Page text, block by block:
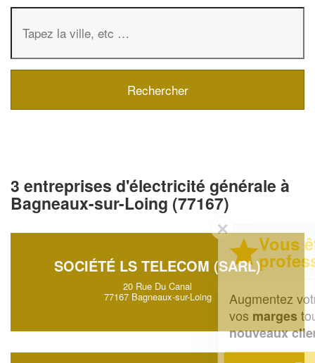
3 entreprises d'électricité générale à
Bagneaux-sur-Loing (77167)
SOCIÉTÉ LS TELECOM (SARL)
20 Rue Du Canal
77167 Bagneaux-sur-Loing
✕
Vous êtes un
professionnel ?
Augmentez votrechiffre d'affaireset
tout en gagnant de
nouveaux clients!